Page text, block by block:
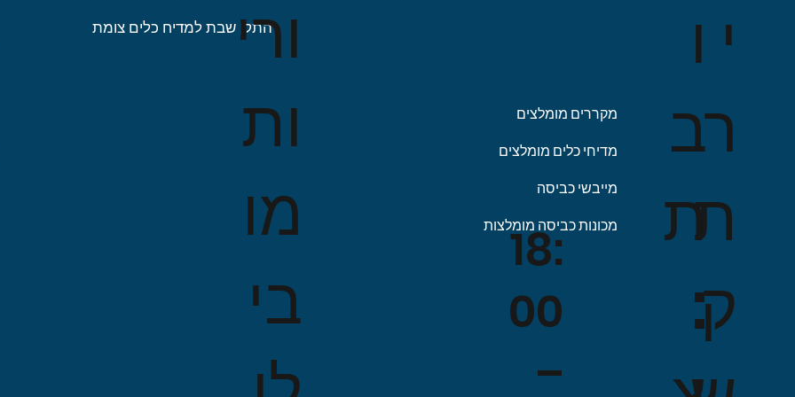
התקן שבת למדיח כלים צומת
ורי
ות
מו
בי
מקררים מומלצים
מדיחי כלים מומלצים
מייבשי כביסה
מכונות כביסה מומלצות
18:
00
–
ו
ב
ת
:
י
ר
ת
ק